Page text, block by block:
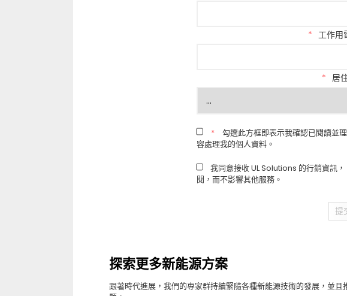
* 工作用
* 居
* 勾選此方框即表示我確認已閱讀並
容處理我的個人資料。
我同意接收 UL Solutions 的行銷資訊
閱，而不影響其他服務。
提
探索更多新能源方案
跟著時代進展，我們的專家群持續緊隨各種新能源技術的發展，並